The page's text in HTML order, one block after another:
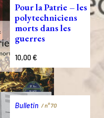
Pour la Patrie – les
polytechniciens
morts dans les
guerres
10,00€
Bulletin / n°70